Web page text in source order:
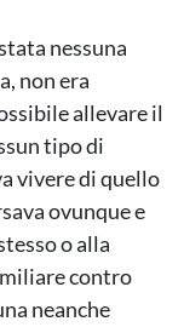
nessuna
non era
allevare il
tipo di
vivere di quello
ovunque e
o alla
contro
neanche